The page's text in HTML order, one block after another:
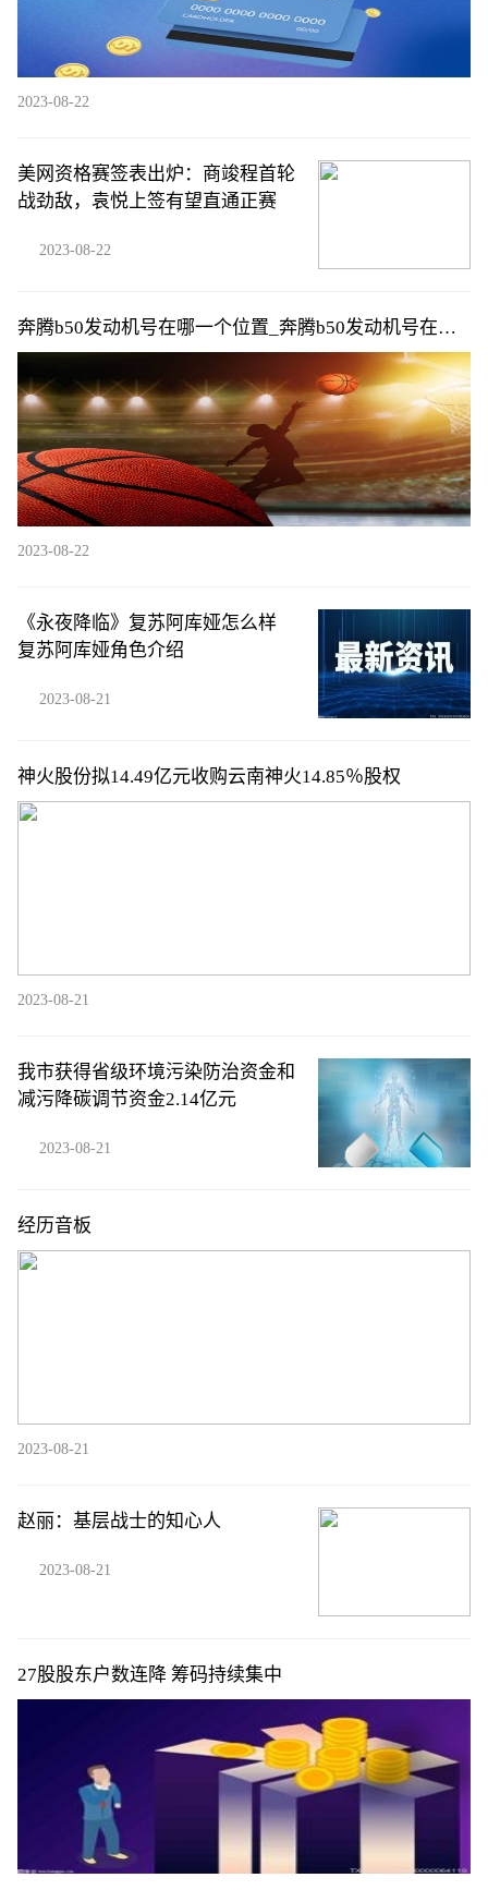
2023-08-22
美网资格赛签表出炉：商竣程首轮
战劲敌，袁悦上签有望直通正赛
2023-08-22
奔腾b50发动机号在哪一个位置_奔腾b50发动机号在哪
个位置
2023-08-22
《永夜降临》复苏阿库娅怎么样
复苏阿库娅角色介绍
2023-08-21
神火股份拟14.49亿元收购云南神火14.85％股权
2023-08-21
我市获得省级环境污染防治资金和
减污降碳调节资金2.14亿元
2023-08-21
经历音板
2023-08-21
赵丽：基层战士的知心人
2023-08-21
27股股东户数连降 筹码持续集中